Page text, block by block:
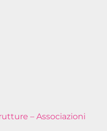
– Associazioni